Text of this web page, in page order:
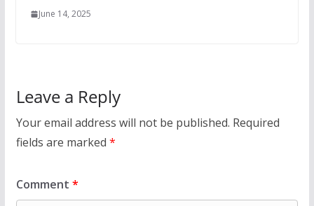
June 14, 2025
Leave a Reply
Your email address will not be published. Required
fields are marked *
Comment *